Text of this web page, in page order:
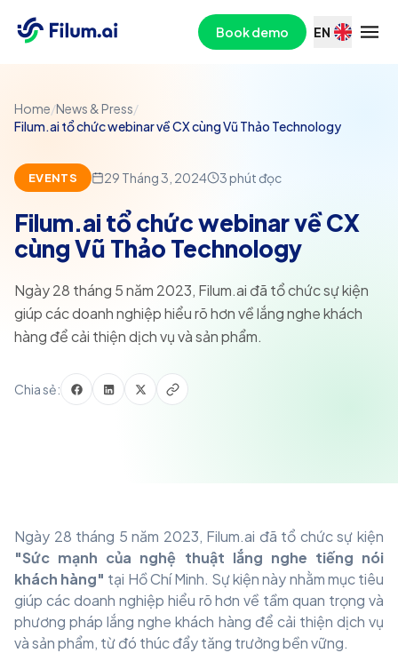
Book demo EN
Home/News & Press/
Filum.ai tổ chức webinar về CX cùng Vũ Thảo Technology
EVENTS 29 Tháng 3, 2024 3phút đọc
Filum.ai tổ chức webinar về CX
cùng Vũ Thảo Technology
Ngày 28 tháng 5 năm 2023, Filum.ai đã tổ chức sự kiện
giúp các doanh nghiệp hiểu rõ hơn về lắng nghe khách
hàng để cải thiện dịch vụ và sản phẩm.
Chia sẻ:
Ngày 28 tháng 5 năm 2023, Filum.ai đã tổ chức sự kiện
"Sức mạnh của nghệ thuật lắng nghe tiếng nói
khách hàng" tại Hồ Chí Minh. Sự kiện này nhằm mục tiêu
giúp các doanh nghiệp hiểu rõ hơn về tầm quan trọng và
phương pháp lắng nghe khách hàng để cải thiện dịch vụ
và sản phẩm, từ đó thúc đẩy tăng trưởng bền vững.